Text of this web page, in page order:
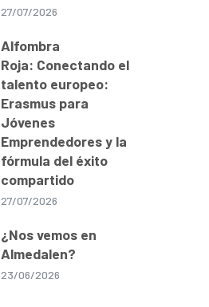
27/07/2026
Alfombra
Roja: Conectando el
talento europeo:
Erasmus para
Jóvenes
Emprendedores y la
fórmula del éxito
compartido
27/07/2026
¿Nos vemos en
Almedalen?
23/06/2026